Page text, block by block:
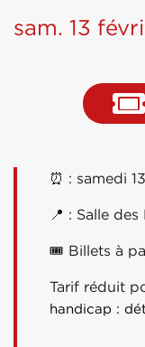
sam. 13
⏰ : samedi
📍 : Salle
🎟 Billets à
Tarif réduit
handicap :